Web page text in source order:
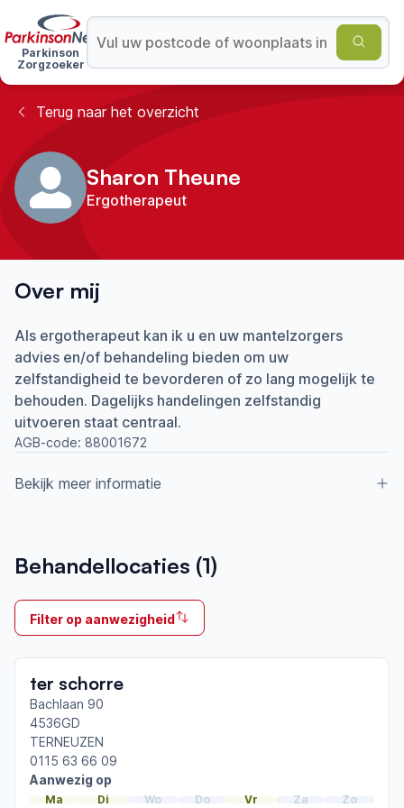
Parkinson
Zorgzoeker
Terug naar het overzicht
Sharon Theune
Ergotherapeut
Over mij
Als ergotherapeut kan ik u en uw mantelzorgers
advies en/of behandeling bieden om uw
zelfstandigheid te bevorderen of zo lang mogelijk te
behouden. Dagelijks handelingen zelfstandig
uitvoeren staat centraal.
AGB-code: 88001672
Bekijk meer informatie
2017
Ik behandel
Op locatie & Thuis
netwerk
Zeeuws-Vlaanderen
Afgeronde ParkinsonNet-scholingen
ParkinsonNet congres 2026
ParkinsonNet congres 2024
Behandellocaties (1)
Filter op aanwezigheid
ter schorre
Bachlaan 90
4536GD
TERNEUZEN
0115 63 66 09
Aanwezig op
Ma Di Wo Do Vr Za Zo